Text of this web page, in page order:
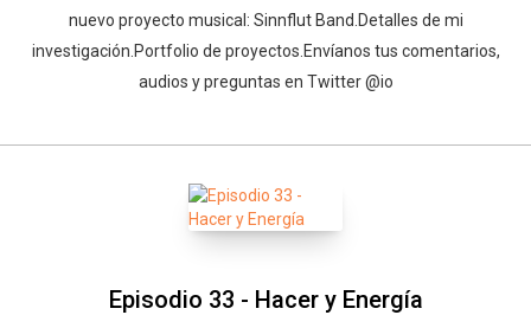
nuevo proyecto musical: Sinnflut Band.Detalles de mi
investigación.Portfolio de proyectos.Envíanos tus comentarios,
audios y preguntas en Twitter @io
Episodio 33 - Hacer y Energía